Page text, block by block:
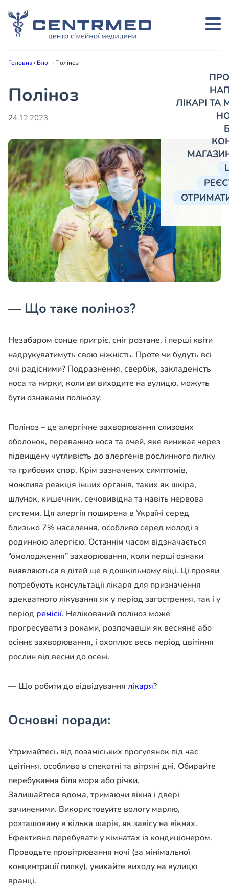
ЛІКАРІ
Головна› Блог› Поліноз
Поліноз
24.12.2023
— Що таке поліноз?
Незабаром сонце пригріє, сніг розтане, і перші квіти
надрукуватимуть свою ніжність. Проте чи будуть всі
очі радісними? Подразнення, свербіж, закладеність
носа та нирки, коли ви виходите на вулицю, можуть
бути ознаками полінозу.
Поліноз – це алергічне захворювання слизових
оболонок, переважно носа та очей, яке виникає через
підвищену чутливість до алергенів рослинного пилку
та грибових спор. Крім зазначених симптомів,
можлива реакція інших органів, таких як шкіра,
шлунок, кишечник, сечовивідна та навіть нервова
системи. Ця алергія поширена в Україні серед
близько 7% населення, особливо серед молоді з
родинною алергією. Останнім часом відзначається
“омолодження” захворювання, коли перші ознаки
виявляються в дітей ще в дошкільному віці. Ці прояви
потребують консультації лікаря для призначення
адекватного лікування як у період загострення, так і у
період ремісії. Нелікований поліноз може
прогресувати з роками, розпочавши як весняне або
осіннє захворювання, і охоплює весь період цвітіння
рослин від весни до осені.
— Що робити до відвідування лікаря?
Основні поради:
Утримайтесь від позаміських прогулянок під час
цвітіння, особливо в спекотні та вітряні дні. Обирайте
перебування біля моря або річки.
Залишайтеся вдома, тримаючи вікна і двері
зачиненими. Використовуйте вологу марлю,
розташовану в кілька шарів, як завісу на вікнах.
Ефективно перебувати у кімнатах із кондиціонером.
Проводьте провітрювання ночі (за мінімальної
концентрації пилку), уникайте виходу на вулицю
вранці.